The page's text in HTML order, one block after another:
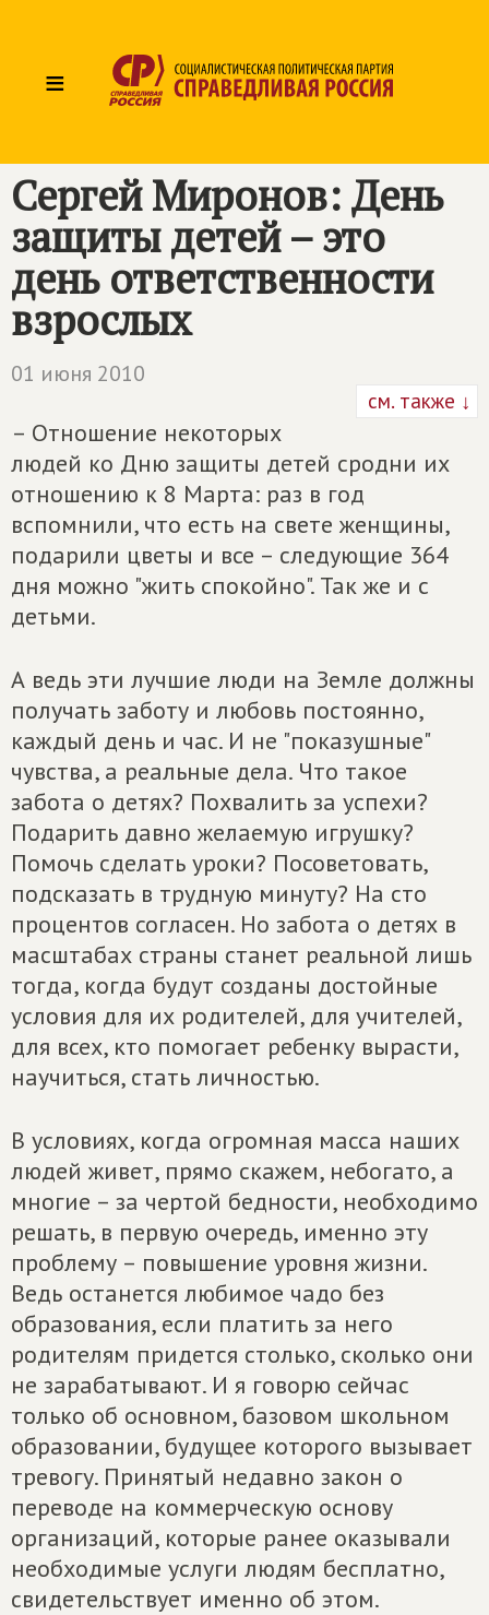
≡
Сергей Миронов: День
защиты детей – это
день ответственности
взрослых
01 июня 2010
см. также ↓
– Отношение некоторых
людей ко Дню защиты детей сродни их
отношению к 8 Марта: раз в год
вспомнили, что есть на свете женщины,
подарили цветы и все – следующие 364
дня можно "жить спокойно". Так же и с
детьми.
А ведь эти лучшие люди на Земле должны
получать заботу и любовь постоянно,
каждый день и час. И не "показушные"
чувства, а реальные дела. Что такое
забота о детях? Похвалить за успехи?
Подарить давно желаемую игрушку?
Помочь сделать уроки? Посоветовать,
подсказать в трудную минуту? На сто
процентов согласен. Но забота о детях в
масштабах страны станет реальной лишь
тогда, когда будут созданы достойные
условия для их родителей, для учителей,
для всех, кто помогает ребенку вырасти,
научиться, стать личностью.
В условиях, когда огромная масса наших
людей живет, прямо скажем, небогато, а
многие – за чертой бедности, необходимо
решать, в первую очередь, именно эту
проблему – повышение уровня жизни.
Ведь останется любимое чадо без
образования, если платить за него
родителям придется столько, сколько они
не зарабатывают. И я говорю сейчас
только об основном, базовом школьном
образовании, будущее которого вызывает
тревогу. Принятый недавно закон о
переводе на коммерческую основу
организаций, которые ранее оказывали
необходимые услуги людям бесплатно,
свидетельствует именно об этом.